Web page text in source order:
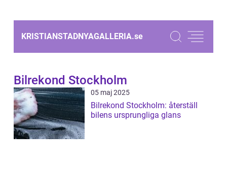
KRISTIANSTADNYAGALLERIA.se
Bilrekond Stockholm
05 maj 2025
Bilrekond Stockholm: återställ
bilens ursprungliga glans